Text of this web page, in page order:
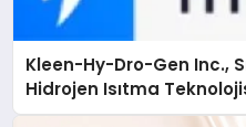
Kleen-Hy-Dro-Gen Inc.,
Hidrojen Isıtma
Düzenleyici Onaylarını